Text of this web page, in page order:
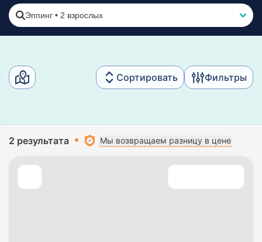
Эппинг • 2 взрослых
Сортировать Фильтры
2 результата Мы возвращаем разницу в цене